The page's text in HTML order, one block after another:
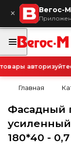
× Вегос-М
Главная
Фасадный
усиленный
180*40 -